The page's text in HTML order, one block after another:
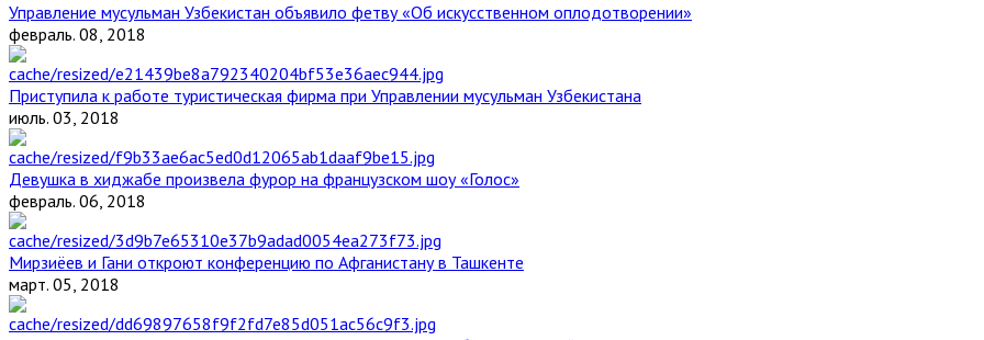
Управление мусульман Узбекистан объявило фетву «Об искусственном оплодотворении»
февраль. 08, 2018
Приступила к работе туристическая фирма при Управлении мусульман Узбекистана
июль. 03, 2018
Девушка в хиджабе произвела фурор на французском шоу «Голос»
февраль. 06, 2018
Мирзиёев и Гани откроют конференцию по Афганистану в Ташкенте
март. 05, 2018